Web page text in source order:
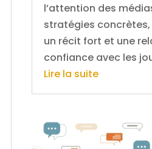
l’attention des
stratégies
un récit fort et une
confiance avec les
Lire la suite